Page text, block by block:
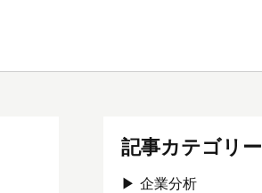
記事カテゴリー
企業分析